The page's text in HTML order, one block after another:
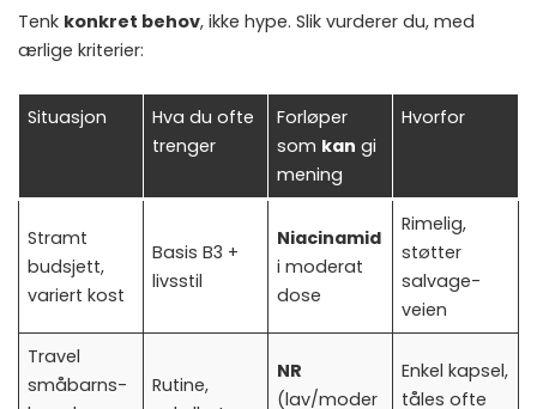
Tenk konkret behov, ikke hype. Slik vurderer du, med
ærlige kriterier:
Situasjon
Hva du ofte
trenger
Forløper
som kan gi
mening
Hvorfor
Stramt
budsjett,
variert kost
Basis B3 +
livsstil
Niacinamid
i moderat
dose
Rimelig,
støtter
salvage-
veien
Travel
småbarns-
Rutine,
NR
(lav/moder
Enkel kapsel,
tåles ofte